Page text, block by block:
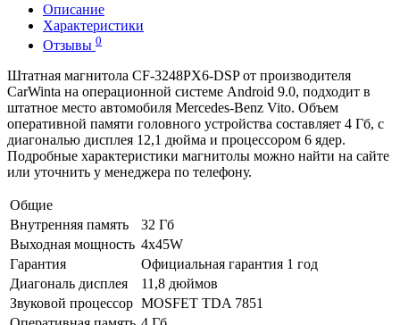
Описание
Характеристики
Отзывы 0
Штатная магнитола CF-3248PX6-DSP от производителя
CarWinta на операционной системе Android 9.0, подходит в
штатное место автомобиля Mercedes-Benz Vito. Объем
оперативной памяти головного устройства составляет 4 Гб, с
диагональю дисплея 12,1 дюйма и процессором 6 ядер.
Подробные характеристики магнитолы можно найти на сайте
или уточнить у менеджера по телефону.
Общие
Внутренняя память
32 Гб
Выходная мощность 4x45W
Гарантия
Официальная гарантия 1 год
Диагональ дисплея
11,8 дюймов
Звуковой процессор MOSFET TDA 7851